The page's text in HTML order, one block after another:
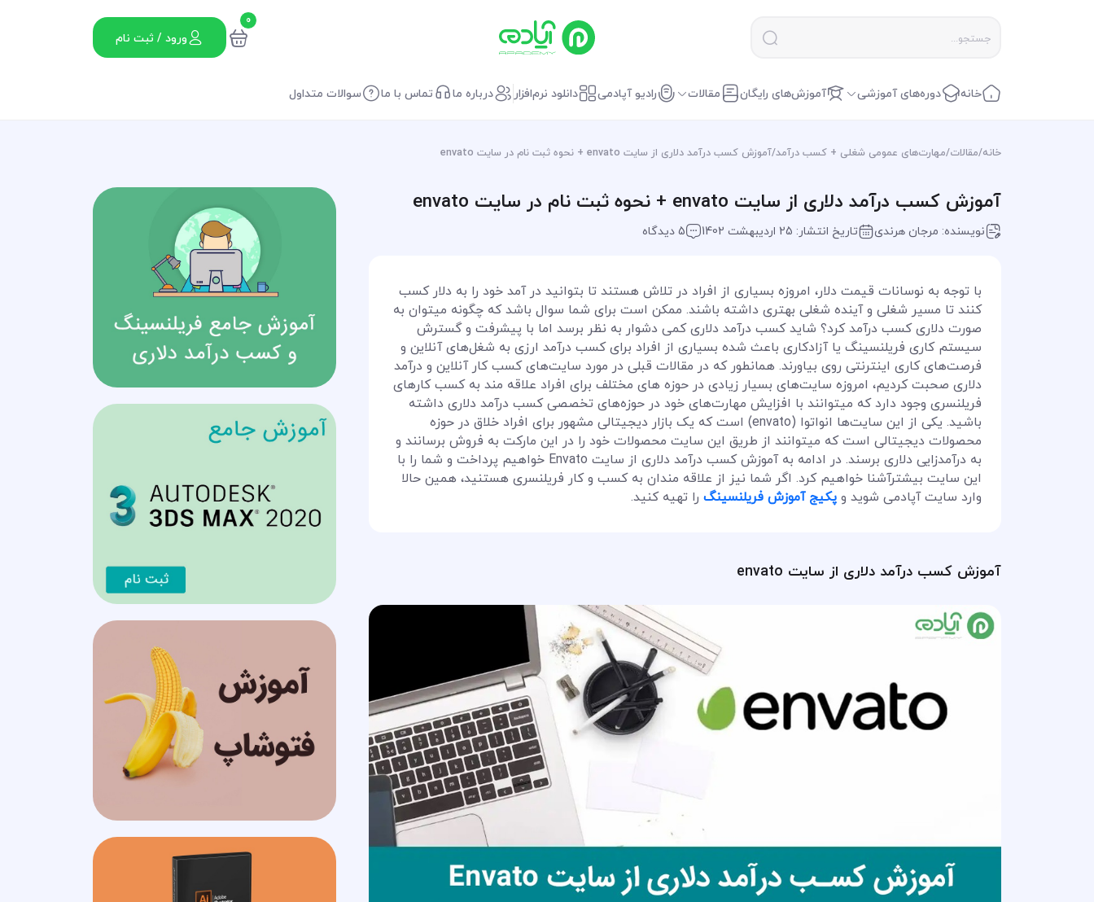
0
ورود / ثبت نام
خانه دوره‌های آموزشی آموزش‌های رایگان مقالات رادیو آپادمی دانلود نرم‌افزار درباره ما تماس با ما سوالات متداول
خانه/مقالات/مهارت‌های عمومی شغلی + کسب درآمد/آموزش کسب درآمد دلاری از سایت envato + نحوه ثبت نام در سایت envato
آموزش کسب درآمد دلاری از سایت envato + نحوه ثبت نام در سایت envato
نویسنده: مرجان هرندی تاریخ انتشار: 25 اردیبهشت 1402 5 دیدگاه
با توجه به نوسانات قیمت دلار، امروزه بسیاری از افراد در تلاش هستند تا بتوانید در آمد خود را به دلار کسب
کنند تا مسیر شغلی و آینده شغلی بهتری داشته باشند. ممکن است برای شما سوال باشد که چگونه میتوان به
صورت دلاری کسب درآمد کرد؟ شاید کسب درآمد دلاری کمی دشوار به نظر برسد اما با پیشرفت و گسترش
سیستم کاری فریلنسینگ یا آزادکاری باعث شده بسیاری از افراد برای کسب درآمد ارزی به شغل‌های آنلاین و
فرصت‌های کاری اینترنتی روی بیاورند. همانطور که در مقالات قبلی در مورد سایت‌های کسب کار آنلاین و درآمد
دلاری صحبت کردیم، امروزه سایت‌های بسیار زیادی در حوزه های مختلف برای افراد علاقه مند به کسب کارهای
فریلنسری وجود دارد که میتوانند با افزایش مهارت‌های خود در حوزه‌های تخصصی کسب درآمد دلاری داشته
باشید. یکی از این سایت‌ها انواتوا (envato) است که یک بازار دیجیتالی مشهور برای افراد خلاق در حوزه‌
محصولات دیجیتالی است که میتوانند از طریق این سایت محصولات خود را در این مارکت به فروش برسانند و
به درآمدزایی دلاری برسند. در ادامه به آموزش کسب درآمد دلاری از سایت Envato خواهیم پرداخت و شما را با
این سایت بیشترآشنا خواهیم کرد. اگر شما نیز از علاقه مندان به کسب و کار فریلنسری هستنید، همین حالا
وارد سایت آپادمی شوید وپکیج آموزش فریلنسینگ را تهیه کنید.
آموزش کسب درآمد دلاری از سایت envato